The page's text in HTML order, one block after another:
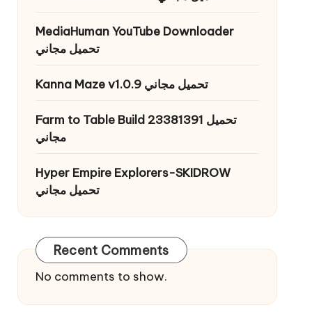
MediaHuman YouTube Downloader
تحميل مجاني
Kanna Maze v1.0.9 تحميل مجاني
Farm to Table Build 23381391 تحميل
مجاني
Hyper Empire Explorers-SKIDROW
تحميل مجاني
Recent Comments
No comments to show.